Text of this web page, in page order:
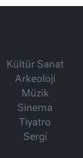
Kültür Sanat
Arkeoloji
Müzik
Sinema
Tiyatro
Sergi